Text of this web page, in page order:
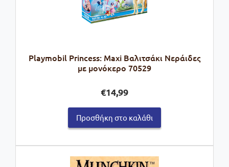
Playmobil Princess: Maxi Βαλιτσάκι Νεράιδες
με μονόκερο 70529
€14,99
Προσθήκη στο καλάθι